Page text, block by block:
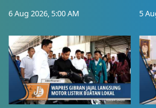
6 Aug 2026, 5:00 AM 5